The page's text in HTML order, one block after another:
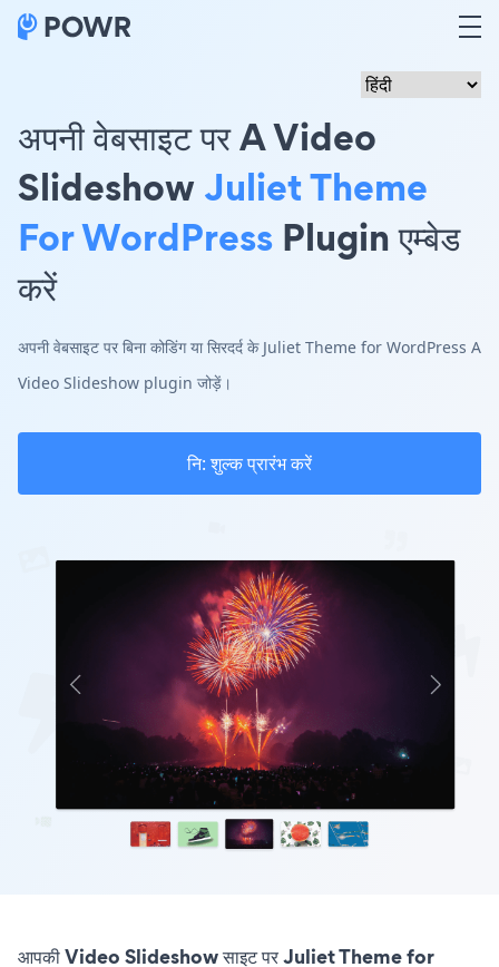
अपनी वेबसाइट पर A Video
SlideshowJuliet Theme
For WordPress Plugin एम्बेड
करें
अपनी वेबसाइट पर बिना कोडिंग या सिरदर्द के Juliet Theme for WordPress A
Video Slideshow plugin जोड़ें।
नि: शुल्क प्रारंभ करें
आपकी Video Slideshow साइट पर Juliet Theme for